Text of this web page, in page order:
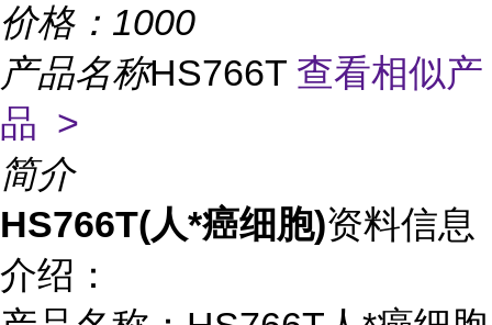
价格： 1000
产品名称HS766T 查看相似产
品 >
简介
HS766T(人*癌细胞)资料信息
介绍：